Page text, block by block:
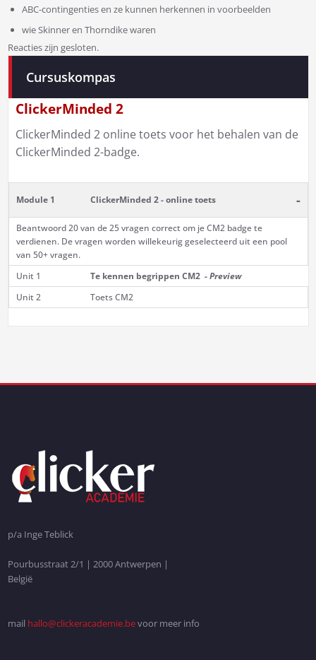
ABC-contingenties en ze kunnen herkennen in voorbeelden
wie Skinner en Thorndike waren
Bericht
navigatie
Reacties zijn gesloten.
Cursuskompas
ClickerMinded 2
ClickerMinded 2 online toets voor het behalen van de
ClickerMinded 2-badge.
Module 1 ClickerMinded 2 - online toets -
Beantwoord 20 van de 25 vragen correct om je CM2 badge te
verdienen. De vragen worden willekeurig geselecteerd uit een pool
van 50+ vragen.
Unit 1
Te kennen begrippen CM2 -Preview
Unit 2
Toets CM2
p/a Inge Teblick
Pourbusstraat 2/1 | 2000 Antwerpen |
België
mail hallo@clickeracademie.bevoor meer info